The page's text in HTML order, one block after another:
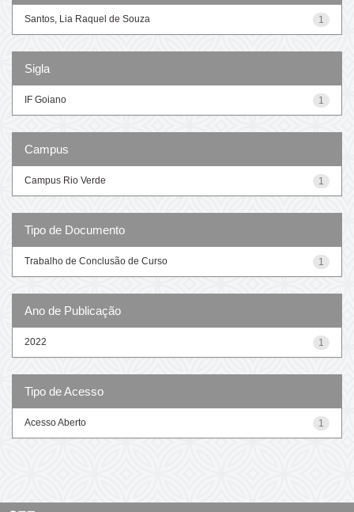
1
Santos, Lia Raquel de Souza
Sigla
1
IF Goiano
Campus
1
Campus Rio Verde
Tipo de Documento
1
Trabalho de Conclusão de Curso
Ano de Publicação
1
2022
Tipo de Acesso
1
Acesso Aberto